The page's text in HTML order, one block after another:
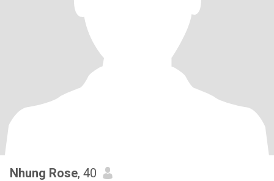
Nhung Rose, 40